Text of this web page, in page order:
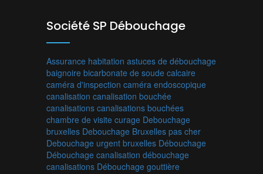
Société SP Débouchage
Assurance habitation astuces de débouchage
baignoire bicarbonate de soude calcaire
caméra d'inspection caméra endoscopique
canalisation canalisation bouchée
canalisations canalisations bouchées
chambre de visite curage Debouchage
bruxelles Debouchage Bruxelles pas cher
Debouchage urgent bruxelles Débouchage
Débouchage canalisation débouchage
canalisations Débouchage gouttière